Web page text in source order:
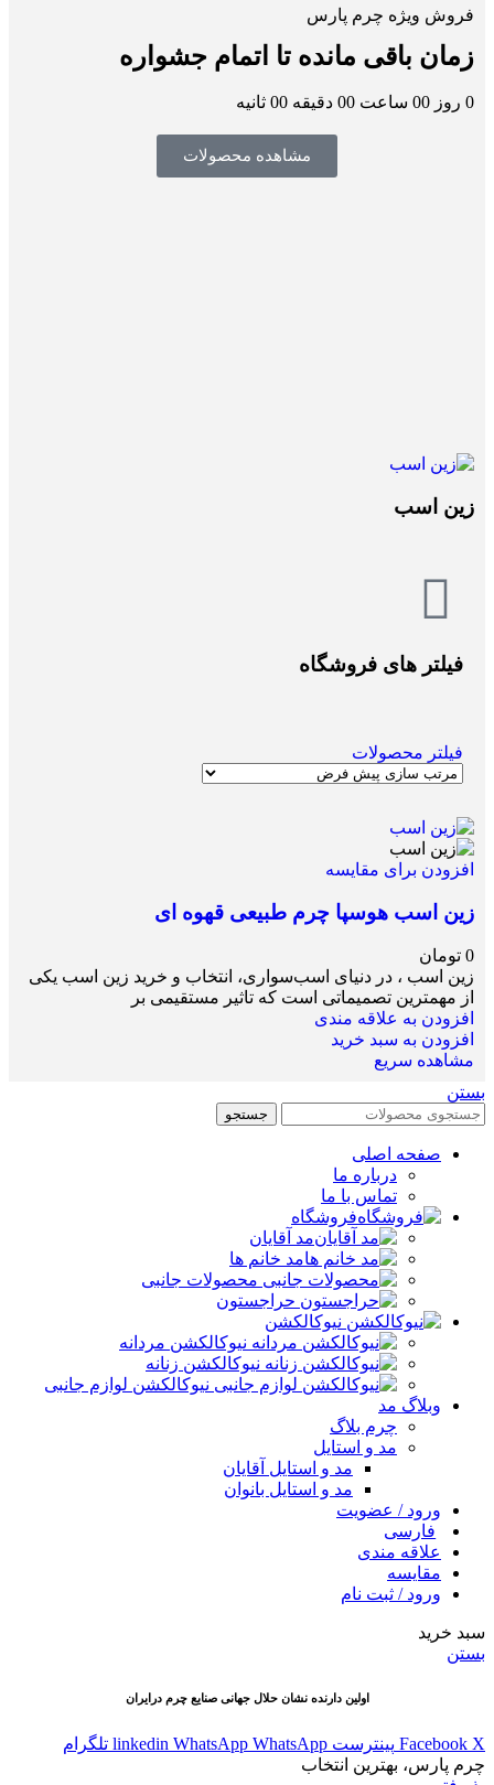
فروش ویژه چرم پارس
زمان باقی مانده تا اتمام جشواره
0 روز 00 ساعت 00 دقیقه 00 ثانیه
مشاهده محصولات
زین اسب
فیلتر های فروشگاه
فیلتر محصولات
افزودن برای مقایسه
زین اسب هوسپا چرم طبیعی قهوه ای
0 تومان
زین اسب ، در دنیای اسب‌سواری، انتخاب و خرید زین اسب یکی
از مهمترین تصمیماتی است که تاثیر مستقیمی بر
افزودن به علاقه مندی
افزودن به سبد خرید
مشاهده سریع
بستن
جستجو
صفحه اصلی
درباره ما
تماس با ما
فروشگاه
مد آقایان
مد خانم ها
محصولات جانبی
حراجستون
نیوکالکشن
نیوکالکشن مردانه
نیوکالکشن زنانه
نیوکالکشن لوازم جانبی
وبلاگ مد
چرم بلاگ
مد و استایل
مد و استایل آقایان
مد و استایل بانوان
ورود / عضویت
فارسی
علاقه مندی
مقایسه
ورود / ثبت نام
سبد خرید
بستن
اولین دارنده نشان حلال جهانی صنایع چرم درایران
Facebook X پینترست linkedin WhatsApp WhatsApp
تلگرام
چرم پارس، بهترین انتخاب